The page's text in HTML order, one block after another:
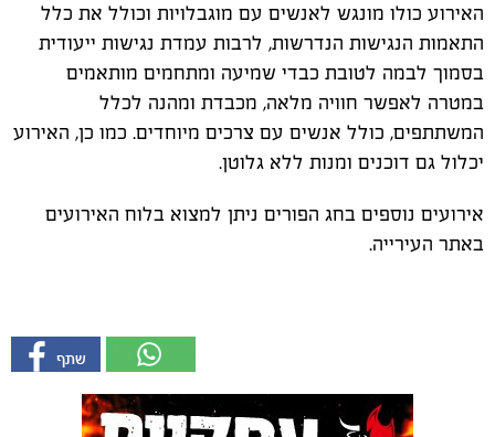
האירוע כולו מונגש לאנשים עם מוגבלויות וכולל את כלל
התאמות הנגישות הנדרשות, לרבות עמדת נגישות ייעודית
בסמוך לבמה לטובת כבדי שמיעה ומתחמים מותאמים
במטרה לאפשר חוויה מלאה, מכבדת ומהנה לכלל
המשתתפים, כולל אנשים עם צרכים מיוחדים. כמו כן, האירוע
יכלול גם דוכנים ומנות ללא גלוטן.
אירועים נוספים בחג הפורים ניתן למצוא בלוח האירועים
באתר העירייה.